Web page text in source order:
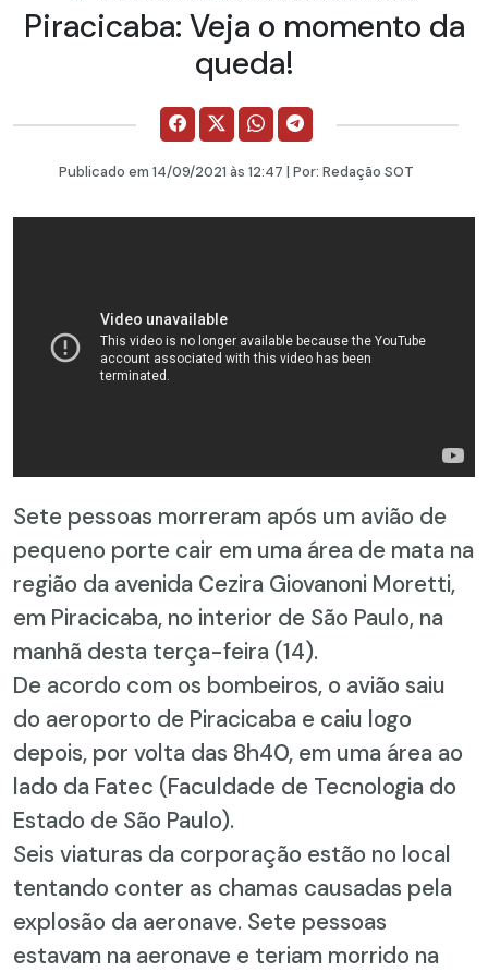
Piracicaba: Veja o momento da
queda!
Publicado em 14/09/2021 às 12:47 | Por: Redação SOT
Sete pessoas morreram após um avião de
pequeno porte cair em uma área de mata na
região da avenida Cezira Giovanoni Moretti,
em Piracicaba, no interior de São Paulo, na
manhã desta terça-feira (14).
De acordo com os bombeiros, o avião saiu
do aeroporto de Piracicaba e caiu logo
depois, por volta das 8h40, em uma área ao
lado da Fatec (Faculdade de Tecnologia do
Estado de São Paulo).
Seis viaturas da corporação estão no local
tentando conter as chamas causadas pela
explosão da aeronave. Sete pessoas
estavam na aeronave e teriam morrido na